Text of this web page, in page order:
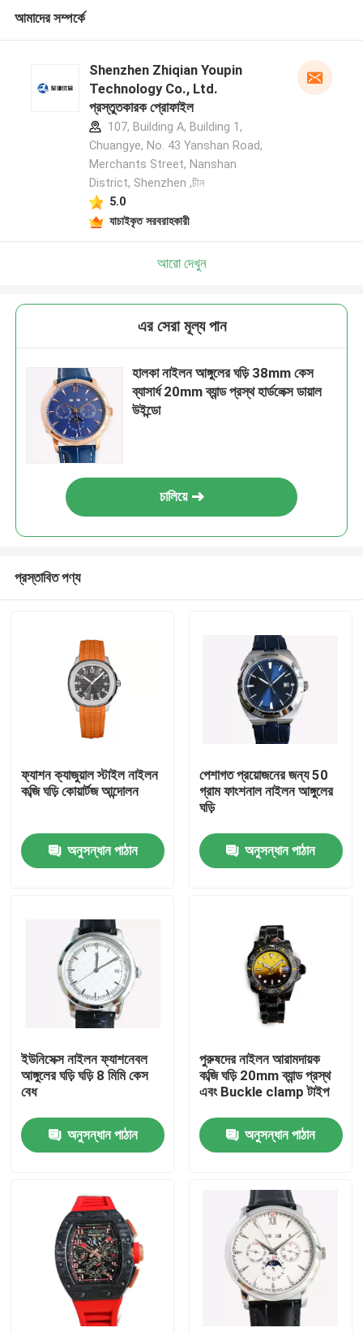
আমাদের সম্বন্ধে
কারখানা পরিদর্শন
গুণমান নিয়ন্ত্রণ
একটি উদ্ধৃতি অনুরোধ করুন
যান্ত্রিক পাঁজরের ঘড়ি
পুরুষদের কোয়ার্টজ কব্জি ঘড়ি
আমাদের সম্পর্কে
Shenzhen Zhiqian Youpin
Technology Co., Ltd.
প্রস্তুতকারক প্রোফাইল
107, Building A, Building 1,
Chuangye, No. 43 Yanshan Road,
Merchants Street, Nanshan
District, Shenzhen ,চীন
5.0
যাচাইকৃত সরবরাহকারী
আরো দেখুন
এর সেরা মূল্য পান
হালকা নাইলন আঙ্গুলের ঘড়ি 38mm কেস
ব্যাসার্ধ 20mm ব্যান্ড প্রস্থ হার্ডলেক্স ডায়াল
উইন্ডো
চালিয়ে
প্রস্তাবিত পণ্য
ফ্যাশন ক্যাজুয়াল স্টাইল নাইলন
কব্জি ঘড়ি কোয়ার্টজ আন্দোলন
অনুসন্ধান পাঠান
পেশাগত প্রয়োজনের জন্য 50
গ্রাম ফাংশনাল নাইলন আঙ্গুলের
ঘড়ি
অনুসন্ধান পাঠান
ইউনিসেক্স নাইলন ফ্যাশনেবল
আঙ্গুলের ঘড়ি ঘড়ি 8 মিমি কেস
বেধ
অনুসন্ধান পাঠান
পুরুষদের নাইলন আরামদায়ক
কব্জি ঘড়ি 20mm ব্যান্ড প্রস্থ
এবং Buckle clamp টাইপ
অনুসন্ধান পাঠান